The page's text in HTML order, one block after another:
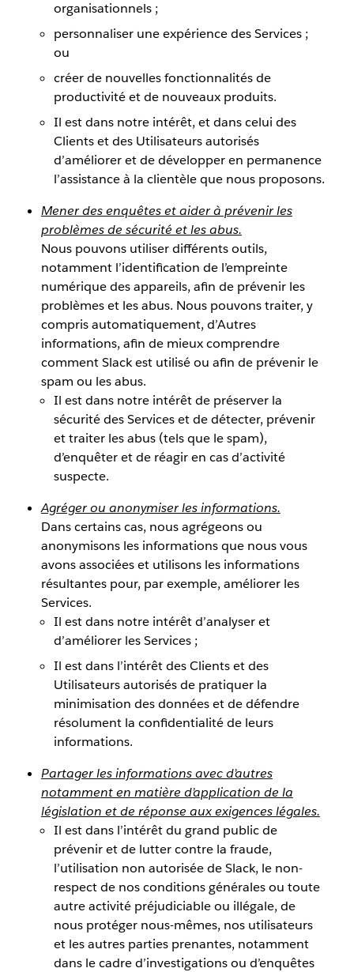
organisationnels ;
personnaliser une expérience des Services ;
ou
créer de nouvelles fonctionnalités de
productivité et de nouveaux produits.
Il est dans notre intérêt, et dans celui des
Clients et des Utilisateurs autorisés
d’améliorer et de développer en permanence
l’assistance à la clientèle que nous proposons.
Mener des enquêtes et aider à prévenir les
problèmes de sécurité et les abus.
Nous pouvons utiliser différents outils,
notamment l’identification de l’empreinte
numérique des appareils, afin de prévenir les
problèmes et les abus. Nous pouvons traiter, y
compris automatiquement, d’Autres
informations, afin de mieux comprendre
comment Slack est utilisé ou afin de prévenir le
spam ou les abus.
Il est dans notre intérêt de préserver la
sécurité des Services et de détecter, prévenir
et traiter les abus (tels que le spam),
d’enquêter et de réagir en cas d’activité
suspecte.
Agréger ou anonymiser les informations.
Dans certains cas, nous agrégeons ou
anonymisons les informations que nous vous
avons associées et utilisons les informations
résultantes pour, par exemple, améliorer les
Services.
Il est dans notre intérêt d’analyser et
d’améliorer les Services ;
Il est dans l’intérêt des Clients et des
Utilisateurs autorisés de pratiquer la
minimisation des données et de défendre
résolument la confidentialité de leurs
informations.
Partager les informations avec d’autres
notamment en matière d’application de la
législation et de réponse aux exigences légales.
Il est dans l’intérêt du grand public de
prévenir et de lutter contre la fraude,
l’utilisation non autorisée de Slack, le non-
respect de nos conditions générales ou toute
autre activité préjudiciable ou illégale, de
nous protéger nous-mêmes, nos utilisateurs
et les autres parties prenantes, notamment
dans le cadre d’investigations ou d’enquêtes